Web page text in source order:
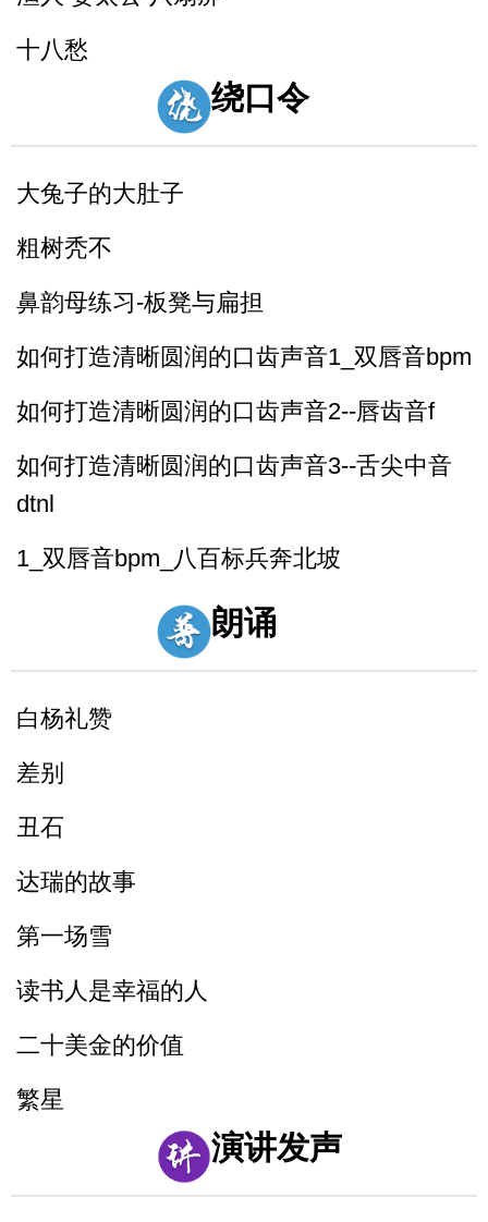
十八愁
绕口令
大兔子的大肚子
粗树秃不
鼻韵母练习-板凳与扁担
如何打造清晰圆润的口齿声音1_双唇音bpm
如何打造清晰圆润的口齿声音2--唇齿音f
如何打造清晰圆润的口齿声音3--舌尖中音
dtnl
1_双唇音bpm_八百标兵奔北坡
2_唇齿音f_粉红凤凰
3_舌尖中音dt_调到敌岛打特盗
3_舌尖中音nl_刘郎念刘娘
朗诵
白杨礼赞
差别
丑石
达瑞的故事
第一场雪
读书人是幸福的人
二十美金的价值
繁星
演讲发声